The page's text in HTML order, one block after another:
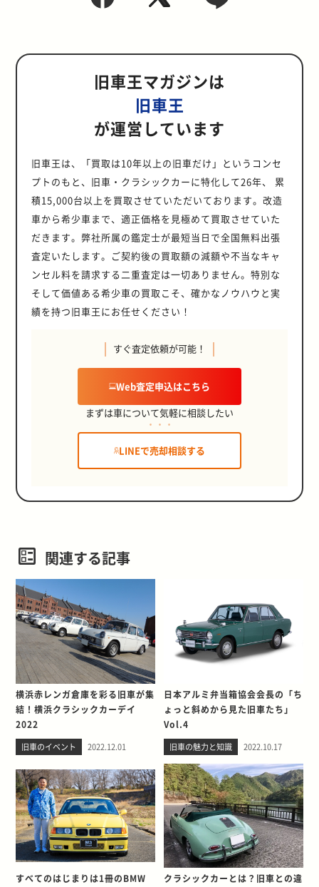
旧車王マガジンは
旧車王
が運営しています
旧車王は、「買取は10年以上の旧車だけ」というコンセ
プトのもと、旧車・クラシックカーに特化して26年、 累
積15,000台以上を買取させていただいております。改造
車から希少車まで、適正価格を見極めて買取させていた
だきます。弊社所属の鑑定士が最短当日で全国無料出張
査定いたします。ご契約後の買取額の減額や不当なキャ
ンセル料を請求する二重査定は一切ありません。特別な
そして価値ある希少車の買取こそ、確かなノウハウと実
績を持つ旧車王にお任せください！
すぐ査定依頼が可能！
Web査定申込はこちら
まずは車について気軽に相談したい
LINEで売却相談する
関連する記事
横浜赤レンガ倉庫を彩る旧車が集
結！横浜クラシックカーデイ
2022
旧車のイベント 2022.12.01
日本アルミ弁当箱協会会長の「ち
ょっと斜めから見た旧車たち」
Vol.4
旧車の魅力と知識 2022.10.17
すべてのはじまりは1冊のBMW
クラシックカーとは？旧車との違